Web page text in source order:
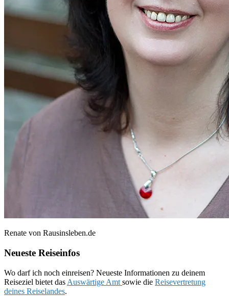
Renate von Rausinsleben.de
Neueste Reiseinfos
Wo darf ich noch einreisen? Neueste Informationen zu deinem
Reiseziel bietet das Auswärtige Amt sowie die Reisevertretung
deines Reiselandes.